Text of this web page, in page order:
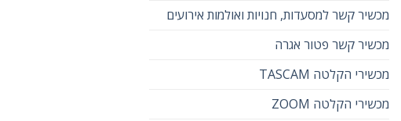
מכשיר קשר למסעדות, חנויות ואולמות אירועים
מכשיר קשר פטור אגרה
מכשירי הקלטה TASCAM
מכשירי הקלטה ZOOM